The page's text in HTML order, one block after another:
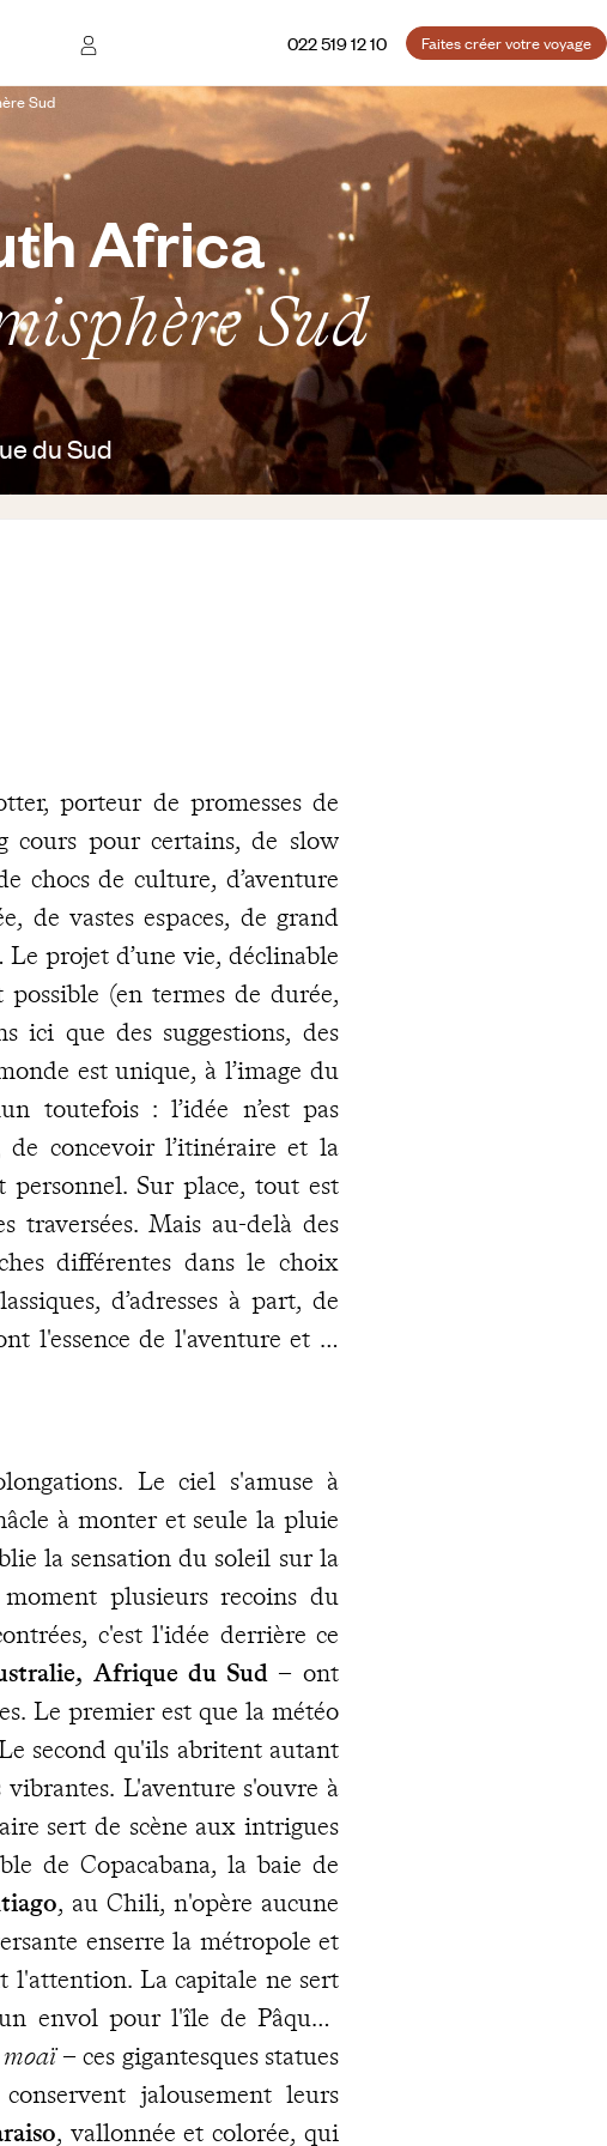
022 519 12 10 Faites créer votre voyage
Sud
Africa
Sud
du Sud
porteur de promesses de
cours pour certains, de slow
chocs de culture, d’aventure
de vastes espaces, de grand
projet d’une vie, déclinable
(en termes de durée,
ici que des suggestions, des
est unique, à l’image du
toutefois : l’idée n’est pas
concevoir l’itinéraire et la
personnel. Sur place, tout est
traversées. Mais au-delà des
différentes dans le choix
d’adresses à part, de
l'essence de l'aventure et la
Le ciel s'amuse à
à monter et seule la pluie
la sensation du soleil sur la
plusieurs recoins du
c'est l'idée derrière ce
Afrique du Sud– ont
Le premier est que la météo
second qu'ils abritent autant
L'aventure s'ouvre à
sert de scène aux intrigues
de Copacabana, la baie de
, au Chili, n'opère aucune
enserre la métropole et
l'attention. La capitale ne sert
envol pour l'île de Pâques.
moaï– ces gigantesques statues
jalousement leurs
, vallonnée et colorée, qui